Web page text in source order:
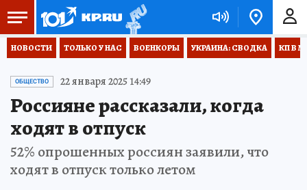
НОВОСТИ ТОЛЬКО У НАС ВОЕНКОРЫ УКРАИНА: СВОДКА КП В
ОБЩЕСТВО 22 января 2025 14:49
Россияне рассказали, когда
ходят в отпуск
52% опрошенных россиян заявили, что
ходят в отпуск только летом